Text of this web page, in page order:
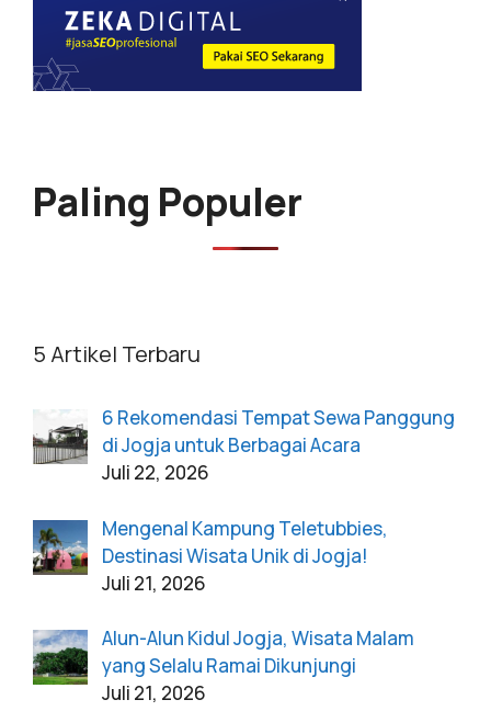
Paling Populer
5 Artikel Terbaru
6 Rekomendasi Tempat Sewa Panggung
di Jogja untuk Berbagai Acara
Juli 22, 2026
Mengenal Kampung Teletubbies,
Destinasi Wisata Unik di Jogja!
Juli 21, 2026
Alun-Alun Kidul Jogja, Wisata Malam
yang Selalu Ramai Dikunjungi
Juli 21, 2026